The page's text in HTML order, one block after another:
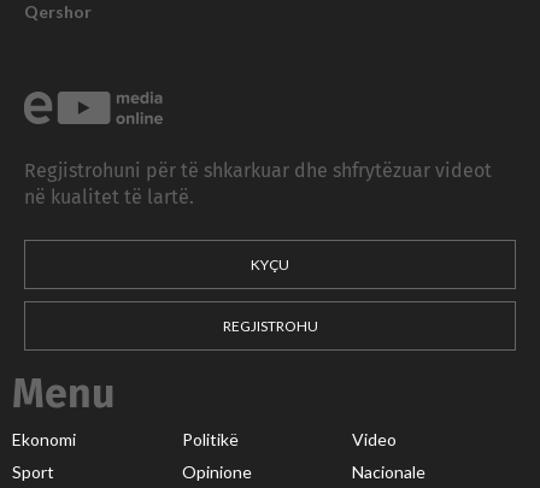
Qershor
Regjistrohuni për të shkarkuar dhe shfrytëzuar videot
në kualitet të lartë.
KYÇU
REGJISTROHU
Menu
Ekonomi Politikë
Video
Sport
Opinione Nacionale